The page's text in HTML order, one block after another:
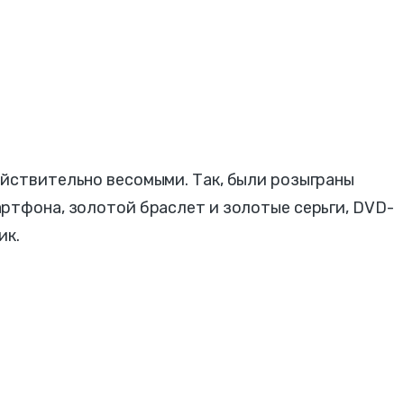
весомыми. Так, были розыграны
золотой браслет и золотые серьги, DVD-